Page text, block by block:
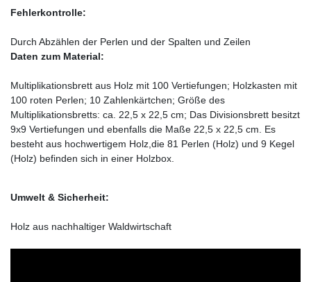
Fehlerkontrolle:
Durch Abzählen der Perlen und der Spalten und Zeilen
Daten zum Material:
Multiplikationsbrett aus Holz mit 100 Vertiefungen; Holzkasten mit
100 roten Perlen; 10 Zahlenkärtchen; Größe des
Multiplikationsbretts: ca. 22,5 x 22,5 cm; Das Divisionsbrett besitzt
9x9 Vertiefungen und ebenfalls die Maße 22,5 x 22,5 cm. Es
besteht aus hochwertigem Holz,die 81 Perlen (Holz) und 9 Kegel
(Holz) befinden sich in einer Holzbox.
Umwelt & Sicherheit:
Holz aus nachhaltiger Waldwirtschaft